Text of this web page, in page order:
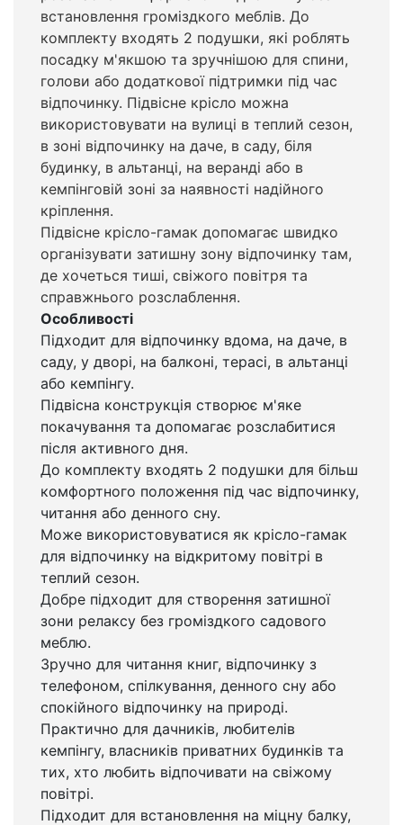
встановлення громіздкого меблів. До
комплекту входять 2 подушки, які роблять
посадку м'якшою та зручнішою для спини,
голови або додаткової підтримки під час
відпочинку. Підвісне крісло можна
використовувати на вулиці в теплий сезон,
в зоні відпочинку на даче, в саду, біля
будинку, в альтанці, на веранді або в
кемпінговій зоні за наявності надійного
кріплення.
Підвісне крісло-гамак допомагає швидко
організувати затишну зону відпочинку там,
де хочеться тиші, свіжого повітря та
справжнього розслаблення.
Особливості
Підходит для відпочинку вдома, на даче, в
саду, у дворі, на балконі, терасі, в альтанці
або кемпінгу.
Підвісна конструкція створює м'яке
покачування та допомагає розслабитися
після активного дня.
До комплекту входять 2 подушки для більш
комфортного положення під час відпочинку,
читання або денного сну.
Може використовуватися як крісло-гамак
для відпочинку на відкритому повітрі в
теплий сезон.
Добре підходит для створення затишної
зони релаксу без громіздкого садового
меблю.
Зручно для читання книг, відпочинку з
телефоном, спілкування, денного сну або
спокійного відпочинку на природі.
Практично для дачників, любителів
кемпінгу, власників приватних будинків та
тих, хто любить відпочивати на свіжому
повітрі.
Підходит для встановлення на міцну балку,